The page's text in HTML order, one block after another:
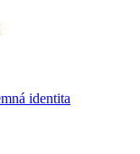
identita